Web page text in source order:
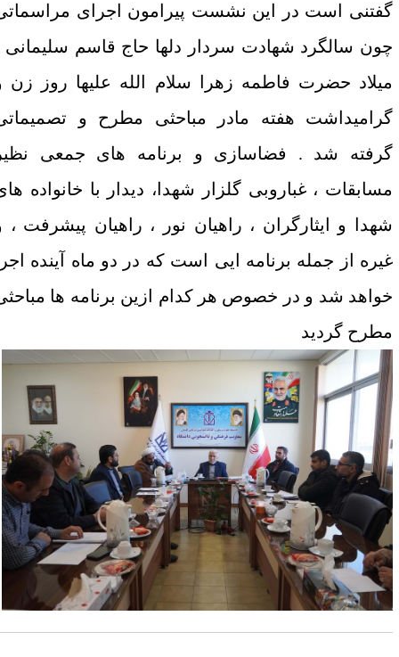
است در این نشست پیرامون اجرای مراسماتی
سالگرد شهادت سردار دلها حاج قاسم سلیمانی ،
حضرت فاطمه زهرا سلام الله علیها روز زن و
هفته مادر مباحثی مطرح و تصمیماتی
شد . فضاسازی و برنامه های جمعی نظیر
، غباروبی گلزار شهدا، دیدار با خانواده های
و ایثارگران ، راهیان نور ، راهیان پیشرفت ، و
از جمله برنامه ایی است که در دو ماه آینده اجرا
شد و در خصوص هر کدام ازین برنامه ها مباحثی
گردید